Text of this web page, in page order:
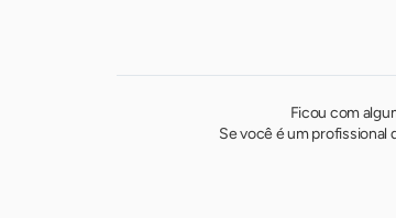
Ficou com
Se você é um profissional